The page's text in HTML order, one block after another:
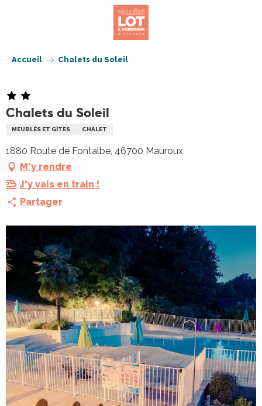
Accueil Chalets du Soleil
Chalets du Soleil
MEUBLÉS ET GÎTES CHALET
1880 Route de Fontalbe, 46700 Mauroux
M'y rendre
J'y vais en train !
Partager